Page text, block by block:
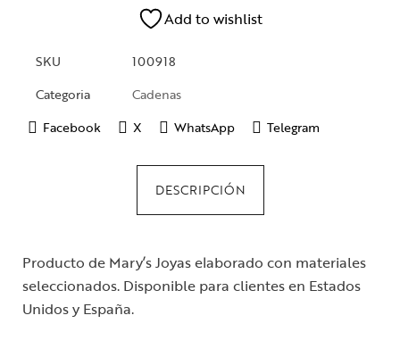
Add to wishlist
SKU
100918
Categoria
Cadenas
Facebook
X WhatsApp Telegram
DESCRIPCIÓN
Producto de Mary’s Joyas elaborado con materiales
seleccionados. Disponible para clientes en Estados
Unidos y España.